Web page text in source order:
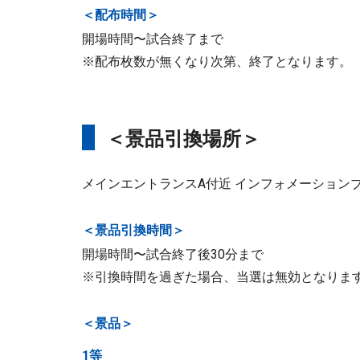
＜配布時間＞
開場時間〜試合終了まで
※配布枚数が無くなり次第、終了となります。
＜景品引換場所＞
メインエントランスA付近 インフォメーション
＜景品引換時間＞
開場時間〜試合終了後30分まで
※引換時間を過ぎた場合、当選は無効となります
＜景品＞
1等